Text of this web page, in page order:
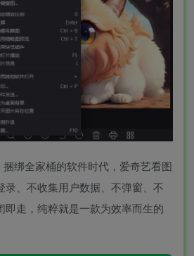
绑全家桶的软件时代，爱奇艺看图
录、不收集用户数据、不弹窗、不
即走，纯粹就是一款为效率而生的